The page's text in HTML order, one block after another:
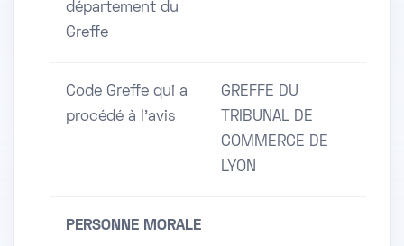
département du
Greffe
Code Greffe qui a
procédé à l'avis
GREFFE DU
TRIBUNAL DE
COMMERCE DE
LYON
PERSONNE MORALE